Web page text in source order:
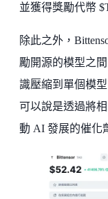
並獲得獎勵代幣
除此之外，
勵開源的模型之
識壓縮到單個模
可以說是透過將
動 AI 發展的催化